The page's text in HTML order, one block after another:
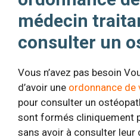
médecin
consulter un
Vous n’avez pas besoin
d’avoir une ordonnance de
pour consulter un
sont formés cliniquement
sans avoir à consulter leur